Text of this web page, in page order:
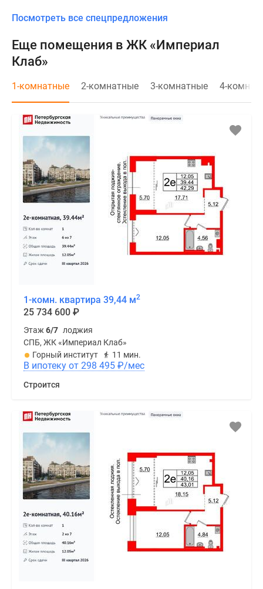
Посмотреть все спецпредложения
Еще помещения в ЖК «Империал
Клаб»
1-комнатные 2-комнатные 3-комнатные 4-
1-комн. квартира 39,44 м2
25 734 600 ₽
Этаж6/7 лоджия
СПБ, ЖК «Империал Клаб»
Горный институт
11 мин.
В ипотеку от 298 495 ₽/мес
Строится